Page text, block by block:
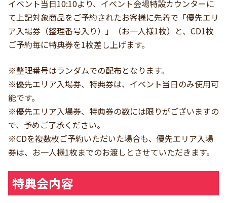
イベント当日10:10より、イベント会場特設カウンターに
て上記対象商品をご予約されたお客様に先着で「優先エリ
ア入場券（整理番号入り）」（お一人様1枚）と、CD1枚
ご予約毎に特典券を1枚差し上げます。
※整理番号はランダムでの配布となります。
※優先エリア入場券、特典券は、イベント当日のみ使用可
能です。
※優先エリア入場券、特典券の数には限りがございますの
で、予めご了承ください。
※CDを複数枚ご予約いただいた場合も、優先エリア入場
券は、お一人様1枚までのお渡しとさせていただきます。
特典会内容